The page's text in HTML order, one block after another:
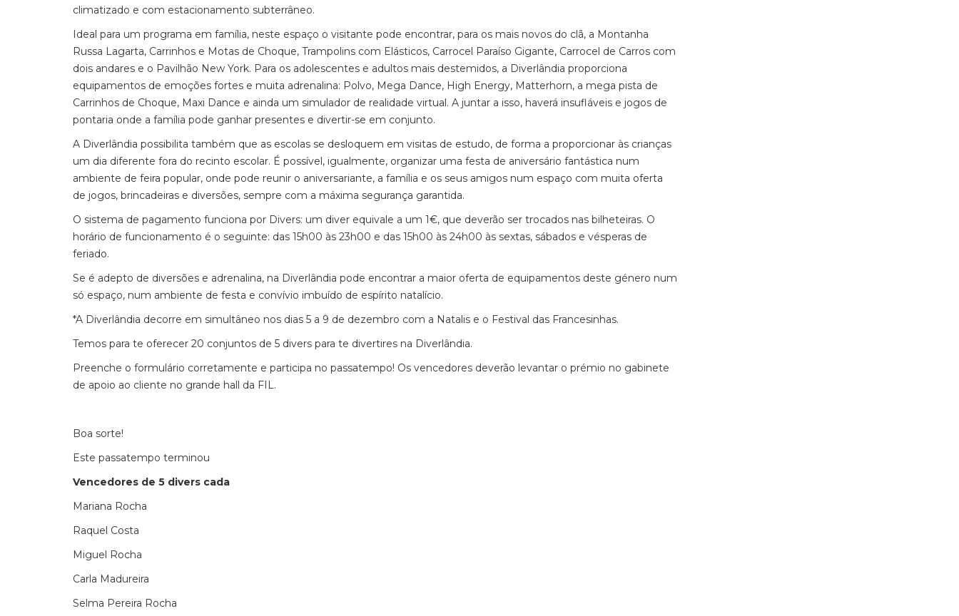
climatizado e com estacionamento subterrâneo.
Ideal para um programa em família, neste espaço o visitante pode encontrar, para os mais novos do clã, a Montanha
Russa Lagarta, Carrinhos e Motas de Choque, Trampolins com Elásticos, Carrocel Paraíso Gigante, Carrocel de Carros com
dois andares e o Pavilhão New York. Para os adolescentes e adultos mais destemidos, a Diverlândia proporciona
equipamentos de emoções fortes e muita adrenalina: Polvo, Mega Dance, High Energy, Matterhorn, a mega pista de
Carrinhos de Choque, Maxi Dance e ainda um simulador de realidade virtual. A juntar a isso, haverá insufláveis e jogos de
pontaria onde a família pode ganhar presentes e divertir-se em conjunto.
A Diverlândia possibilita também que as escolas se desloquem em visitas de estudo, de forma a proporcionar às crianças
um dia diferente fora do recinto escolar. É possível, igualmente, organizar uma festa de aniversário fantástica num
ambiente de feira popular, onde pode reunir o aniversariante, a família e os seus amigos num espaço com muita oferta
de jogos, brincadeiras e diversões, sempre com a máxima segurança garantida.
O sistema de pagamento funciona por Divers: um diver equivale a um 1€, que deverão ser trocados nas bilheteiras. O
horário de funcionamento é o seguinte: das 15h00 às 23h00 e das 15h00 às 24h00 às sextas, sábados e vésperas de
feriado.
Se é adepto de diversões e adrenalina, na Diverlândia pode encontrar a maior oferta de equipamentos deste género num
só espaço, num ambiente de festa e convívio imbuído de espírito natalício.
*A Diverlândia decorre em simultâneo nos dias 5 a 9 de dezembro com a Natalis e o Festival das Francesinhas.
Temos para te oferecer 20 conjuntos de 5 divers para te divertires na Diverlândia.
Preenche o formulário corretamente e participa no passatempo! Os vencedores deverão levantar o prémio no gabinete
de apoio ao cliente no grande hall da FIL.
Boa sorte!
Este passatempo terminou
Vencedores de 5 divers cada
Mariana Rocha
Raquel Costa
Miguel Rocha
Carla Madureira
Selma Pereira Rocha